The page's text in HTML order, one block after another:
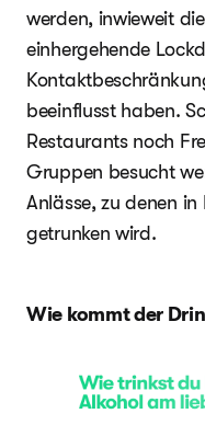
werden, inwieweit
einhergehende
beeinflusst haben.
Restaurants noch
Gruppen besucht
Anlässe, zu denen
getrunken wird.
Wie kommt der